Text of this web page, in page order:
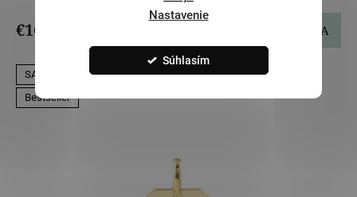
Nastavenie
Súhlasím
€167,09 DO KOŠÍKA
SALECODE:LILI5:5:%
Bestseller